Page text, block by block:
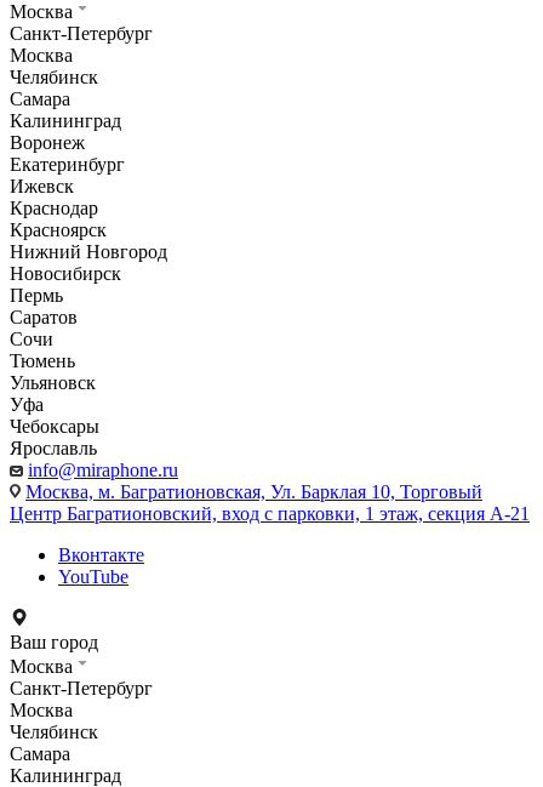
Москва
Санкт-Петербург
Москва
Челябинск
Самара
Калининград
Воронеж
Екатеринбург
Ижевск
Краснодар
Красноярск
Нижний Новгород
Новосибирск
Пермь
Саратов
Сочи
Тюмень
Ульяновск
Уфа
Чебоксары
Ярославль
info@miraphone.ru
Москва, м. Багратионовская, Ул. Барклая 10, Торговый
Центр Багратионовский, вход с парковки, 1 этаж, секция А-21
Вконтакте
YouTube
Ваш город
Москва
Санкт-Петербург
Москва
Челябинск
Самара
Калининград